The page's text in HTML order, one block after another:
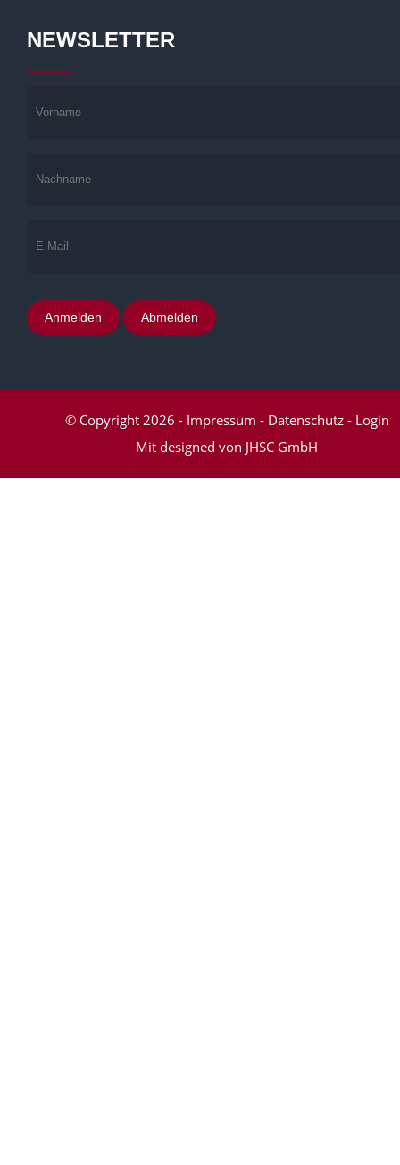
NEWSLETTER
Anmelden Abmelden
© Copyright 2026 - Impressum - Datenschutz - Login
Mit designed von JHSC GmbH